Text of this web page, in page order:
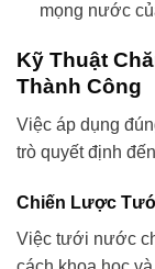
mọng nước
Kỹ Thuật
Thành Công
Việc áp dụng
trò quyết định
Chiến Lược
Việc tưới nước